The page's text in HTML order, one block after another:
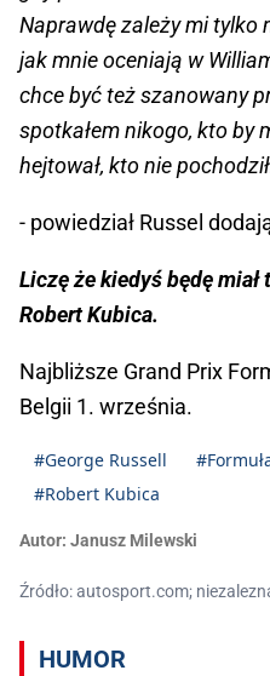
Naprawdę zależy mi tylko
jak mnie oceniają w
chce być też szanowany
spotkałem nikogo, kto by
hejtował, kto nie
- powiedział Russel
Liczę że kiedyś będę
Robert Kubica.
Najbliższe Grand Prix
Belgii 1. września.
#George Russell
#Robert Kubica
Autor: Janusz Milewski
Źródło: autosport.com;
HUMOR